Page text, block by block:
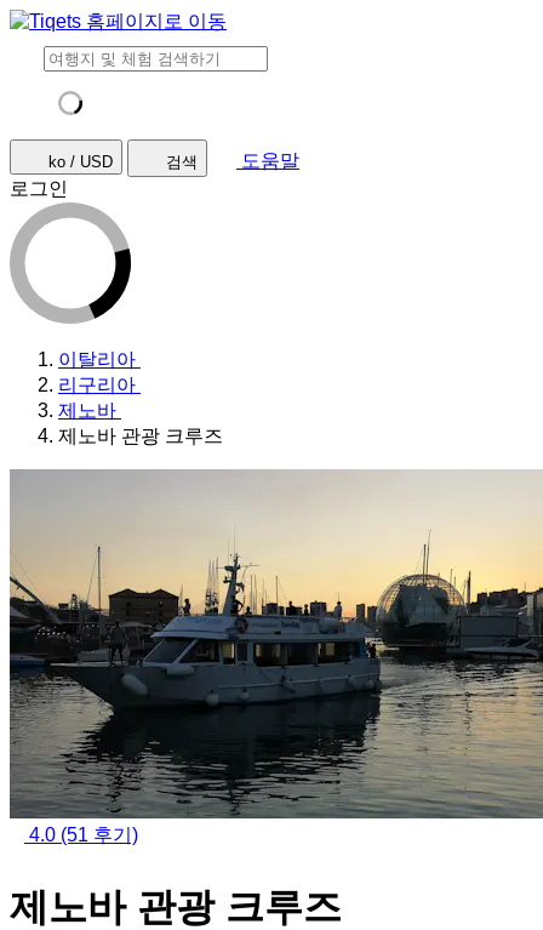
ko / USD 검색
도움말
로그인
이탈리아
리구리아
제노바
제노바 관광 크루즈
4.0 (51 후기)
제노바 관광 크루즈